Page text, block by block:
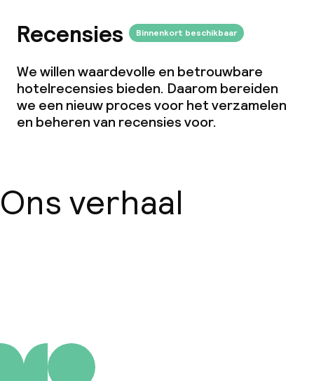
Recensies Binnenkort beschikbaar
We willen waardevolle en betrouwbare
hotelrecensies bieden. Daarom bereiden
we een nieuw proces voor het verzamelen
en beheren van recensies voor.
Ons verhaal